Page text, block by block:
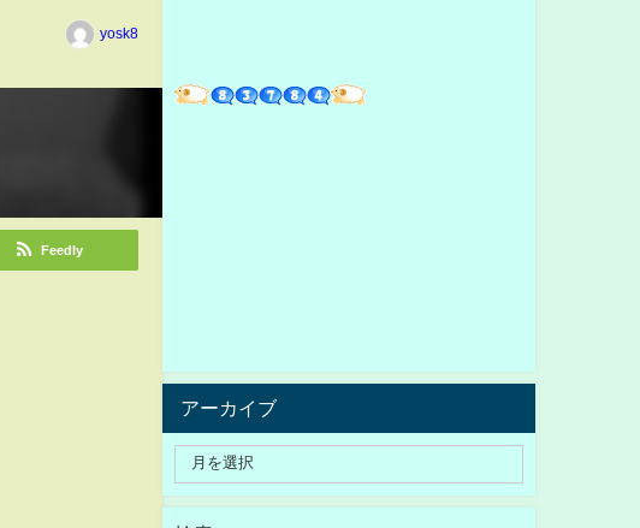
yosk8
Feedly
アーカイブ